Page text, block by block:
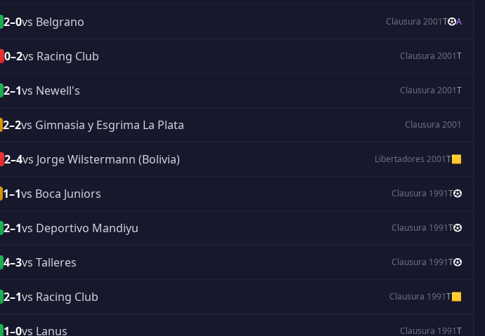
2–0vs Belgrano Clausura 2001T A
0–2vs Racing Club Clausura 2001T
2–1vs Newell's Clausura 2001T
2–2vs Gimnasia y Esgrima La Plata Clausura 2001
2–4vs Jorge Wilstermann (Bolivia) Libertadores 2001T🟨
1–1vs Boca Juniors Clausura 1991T
2–1vs Deportivo Mandiyu Clausura 1991T
4–3vs Talleres Clausura 1991T
2–1vs Racing Club Clausura 1991T🟨
1–0vs Lanus Clausura 1991T